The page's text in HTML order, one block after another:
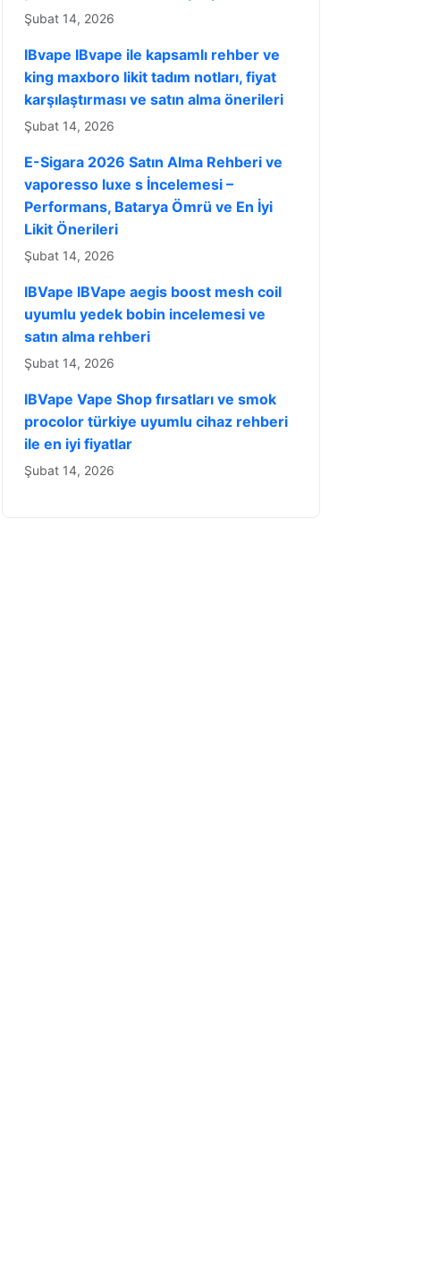
Şubat 14, 2026
IBvape IBvape ile kapsamlı rehber ve
king maxboro likit tadım notları, fiyat
karşılaştırması ve satın alma önerileri
Şubat 14, 2026
E-Sigara 2026 Satın Alma Rehberi ve
vaporesso luxe s İncelemesi –
Performans, Batarya Ömrü ve En İyi
Likit Önerileri
Şubat 14, 2026
IBVape IBVape aegis boost mesh coil
uyumlu yedek bobin incelemesi ve
satın alma rehberi
Şubat 14, 2026
IBVape Vape Shop fırsatları ve smok
procolor türkiye uyumlu cihaz rehberi
ile en iyi fiyatlar
Şubat 14, 2026